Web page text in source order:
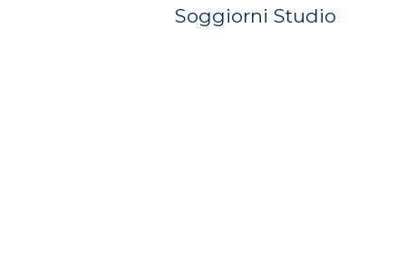
Soggiorni Studio